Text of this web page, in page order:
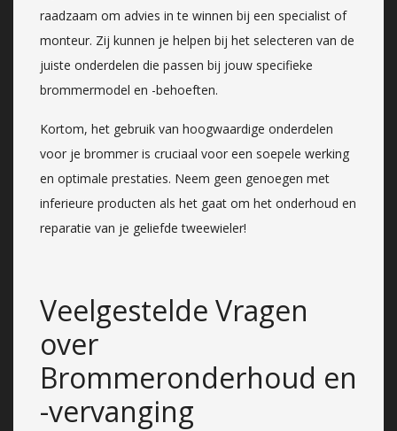
raadzaam om advies in te winnen bij een specialist of
monteur. Zij kunnen je helpen bij het selecteren van de
juiste onderdelen die passen bij jouw specifieke
brommermodel en -behoeften.
Kortom, het gebruik van hoogwaardige onderdelen
voor je brommer is cruciaal voor een soepele werking
en optimale prestaties. Neem geen genoegen met
inferieure producten als het gaat om het onderhoud en
reparatie van je geliefde tweewieler!
Veelgestelde Vragen
over
Brommeronderhoud en
-vervanging